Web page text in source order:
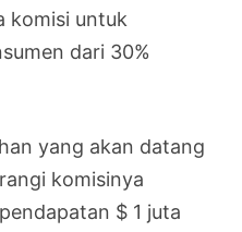
komisi untuk
dari 30%
yang akan datang
komisinya
$ 1 juta